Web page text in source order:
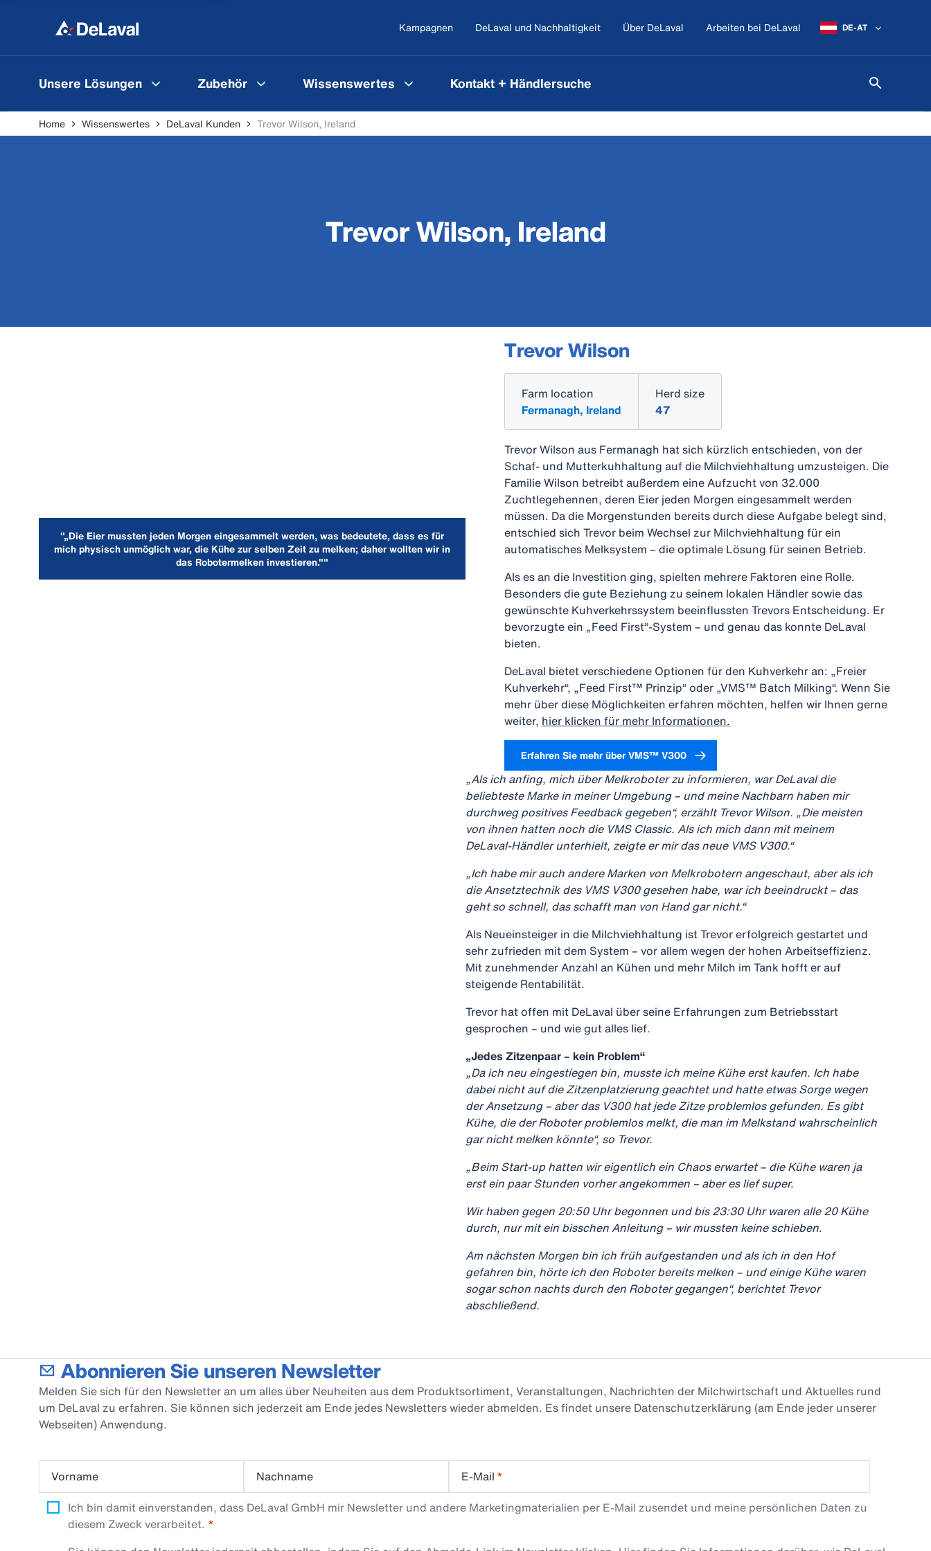
Kampagnen DeLaval und Nachhaltigkeit Über DeLaval Arbeiten bei DeLaval DE-AT
Unsere Lösungen Zubehör Wissenswertes Kontakt + Händlersuche
Home Wissenswertes DeLaval Kunden Trevor Wilson, Ireland
Trevor Wilson, Ireland
"„Die Eier mussten jeden Morgen eingesammelt werden, was bedeutete, dass es für
mich physisch unmöglich war, die Kühe zur selben Zeit zu melken; daher wollten wir in
das Robotermelken investieren.""
Trevor Wilson
Farm location
Fermanagh, Ireland
Herd size
47
Trevor Wilson aus Fermanagh hat sich kürzlich entschieden, von der
Schaf- und Mutterkuhhaltung auf die Milchviehhaltung umzusteigen. Die
Familie Wilson betreibt außerdem eine Aufzucht von 32.000
Zuchtlegehennen, deren Eier jeden Morgen eingesammelt werden
müssen. Da die Morgenstunden bereits durch diese Aufgabe belegt sind,
entschied sich Trevor beim Wechsel zur Milchviehhaltung für ein
automatisches Melksystem – die optimale Lösung für seinen Betrieb.
Als es an die Investition ging, spielten mehrere Faktoren eine Rolle.
Besonders die gute Beziehung zu seinem lokalen Händler sowie das
gewünschte Kuhverkehrssystem beeinflussten Trevors Entscheidung. Er
bevorzugte ein „Feed First“-System – und genau das konnte DeLaval
bieten.
DeLaval bietet verschiedene Optionen für den Kuhverkehr an: „Freier
Kuhverkehr“, „Feed First™ Prinzip“ oder „VMS™ Batch Milking“. Wenn Sie
mehr über diese Möglichkeiten erfahren möchten, helfen wir Ihnen gerne
weiter, hier klicken für mehr Informationen.
Erfahren Sie mehr über VMS™ V300
„Als ich anfing, mich über Melkroboter zu informieren, war DeLaval die
beliebteste Marke in meiner Umgebung – und meine Nachbarn haben mir
durchweg positives Feedback gegeben“, erzählt Trevor Wilson. „Die meisten
von ihnen hatten noch die VMS Classic. Als ich mich dann mit meinem
DeLaval-Händler unterhielt, zeigte er mir das neue VMS V300.“
„Ich habe mir auch andere Marken von Melkrobotern angeschaut, aber als ich
die Ansetztechnik des VMS V300 gesehen habe, war ich beeindruckt – das
geht so schnell, das schafft man von Hand gar nicht.“
Als Neueinsteiger in die Milchviehhaltung ist Trevor erfolgreich gestartet und
sehr zufrieden mit dem System – vor allem wegen der hohen Arbeitseffizienz.
Mit zunehmender Anzahl an Kühen und mehr Milch im Tank hofft er auf
steigende Rentabilität.
Trevor hat offen mit DeLaval über seine Erfahrungen zum Betriebsstart
gesprochen – und wie gut alles lief.
„Jedes Zitzenpaar – kein Problem“
„Da ich neu eingestiegen bin, musste ich meine Kühe erst kaufen. Ich habe
dabei nicht auf die Zitzenplatzierung geachtet und hatte etwas Sorge wegen
der Ansetzung – aber das V300 hat jede Zitze problemlos gefunden. Es gibt
Kühe, die der Roboter problemlos melkt, die man im Melkstand wahrscheinlich
gar nicht melken könnte“, so Trevor.
„Beim Start-up hatten wir eigentlich ein Chaos erwartet – die Kühe waren ja
erst ein paar Stunden vorher angekommen – aber es lief super.
Wir haben gegen 20:50 Uhr begonnen und bis 23:30 Uhr waren alle 20 Kühe
durch, nur mit ein bisschen Anleitung – wir mussten keine schieben.
Am nächsten Morgen bin ich früh aufgestanden und als ich in den Hof
gefahren bin, hörte ich den Roboter bereits melken – und einige Kühe waren
sogar schon nachts durch den Roboter gegangen“, berichtet Trevor
abschließend.
Abonnieren Sie unseren Newsletter
Melden Sie sich für den Newsletter an um alles über Neuheiten aus dem Produktsortiment, Veranstaltungen, Nachrichten der Milchwirtschaft und Aktuelles rund
um DeLaval zu erfahren. Sie können sich jederzeit am Ende jedes Newsletters wieder abmelden. Es findet unsere Datenschutzerklärung (am Ende jeder unserer
Webseiten) Anwendung.
Vorname Nachname E-Mail *
Ich bin damit einverstanden, dass DeLaval GmbH mir Newsletter und andere Marketingmaterialien per E-Mail zusendet und meine persönlichen Daten zu
diesem Zweck verarbeitet.